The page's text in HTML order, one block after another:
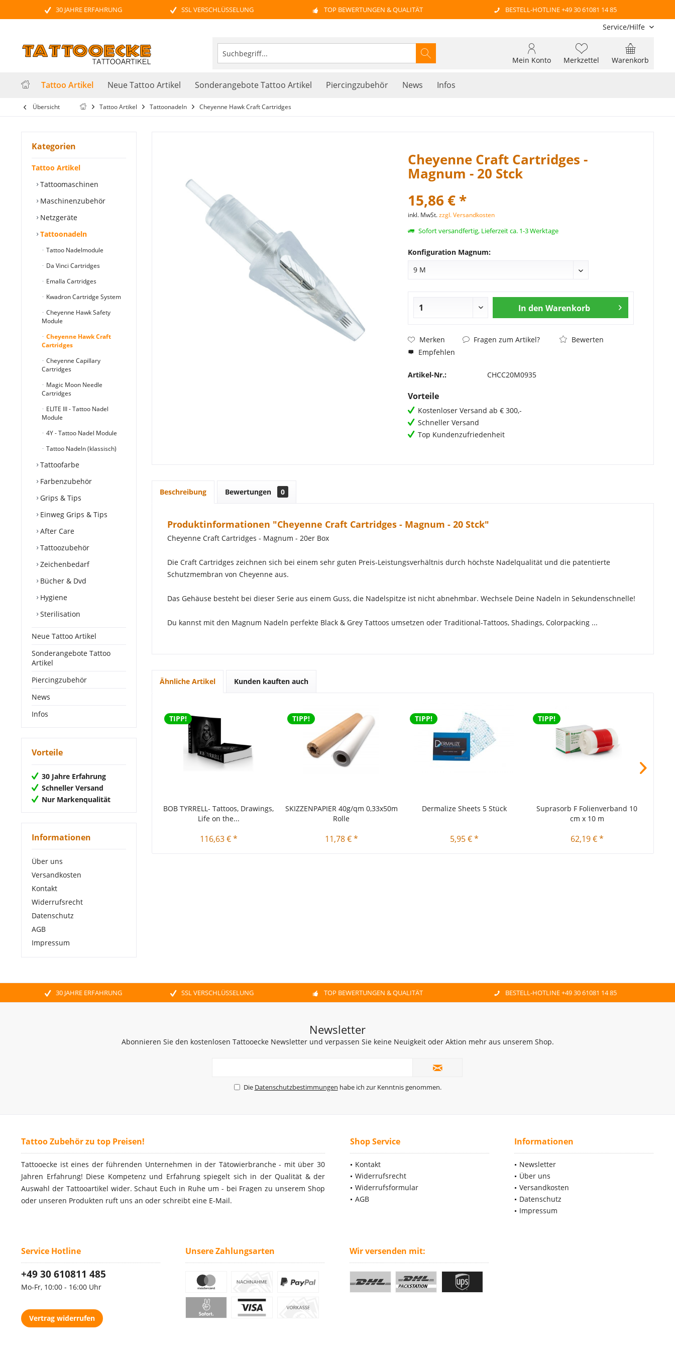
30 JAHRE ERFAHRUNG SSL VERSCHLÜSSELUNG TOP BEWERTUNGEN & QUALITÄT BESTELL-HOTLINE +49 30 61081 14 85
Service/Hilfe
Warenkorb
Merkzettel
Mein Konto
Tattoo Artikel Neue Tattoo Artikel Sonderangebote Tattoo Artikel Piercingzubehör News Infos
Übersicht Tattoo Artikel Tattoonadeln Cheyenne Hawk Craft Cartridges
Kategorien
Tattoo Artikel
Tattoomaschinen
Maschinenzubehör
Netzgeräte
Tattoonadeln
Tattoo Nadelmodule
Da Vinci Cartridges
Emalla Cartridges
Kwadron Cartridge System
Cheyenne Hawk Safety
Module
Cheyenne Hawk Craft
Cartridges
Cheyenne Capillary
Cartridges
Magic Moon Needle
Cartridges
ELITE III - Tattoo Nadel
Module
4Y - Tattoo Nadel Module
Tattoo Nadeln (klassisch)
Tattoofarbe
Farbenzubehör
Grips & Tips
Einweg Grips & Tips
After Care
Tattoozubehör
Zeichenbedarf
Bücher & Dvd
Hygiene
Sterilisation
Neue Tattoo Artikel
Sonderangebote Tattoo
Artikel
Piercingzubehör
News
Infos
Vorteile
30 Jahre Erfahrung
Schneller Versand
Nur Markenqualität
Informationen
Über uns
Versandkosten
Kontakt
Widerrufsrecht
Datenschutz
AGB
Impressum
Cheyenne Craft Cartridges -
Magnum - 20 Stck
15,86 € *
inkl. MwSt.zzgl. Versandkosten
Sofort versandfertig, Lieferzeit ca. 1-3 Werktage
Konfiguration Magnum:
In den Warenkorb
Merken Fragen zum Artikel?
Bewerten
Empfehlen
Artikel-Nr.: CHCC20M0935
Vorteile
Kostenloser Versand ab € 300,-
Schneller Versand
Top Kundenzufriedenheit
Beschreibung Bewertungen 0
Produktinformationen "Cheyenne Craft Cartridges - Magnum - 20 Stck"
Cheyenne Craft Cartridges - Magnum - 20er Box
Die Craft Cartridges zeichnen sich bei einem sehr guten Preis-Leistungsverhältnis durch höchste Nadelqualität und die patentierte
Schutzmembran von Cheyenne aus.
Das Gehäuse besteht bei dieser Serie aus einem Guss, die Nadelspitze ist nicht abnehmbar. Wechsele Deine Nadeln in Sekundenschnelle!
Du kannst mit den Magnum Nadeln perfekte Black & Grey Tattoos umsetzen oder Traditional-Tattoos, Shadings, Colorpacking ...
Ähnliche Artikel Kunden kauften auch
TIPP!
BOB TYRRELL- Tattoos, Drawings,
Life on the...
116,63 € *
TIPP!
SKIZZENPAPIER 40g/qm 0,33x50m
Rolle
11,78 € *
TIPP!
Dermalize Sheets 5 Stück
5,95 € *
TIPP!
Suprasorb F Folienverband 10
cm x 10 m
62,19 € *
30 JAHRE ERFAHRUNG SSL VERSCHLÜSSELUNG TOP BEWERTUNGEN & QUALITÄT BESTELL-HOTLINE +49 30 61081 14 85
Newsletter
Abonnieren Sie den kostenlosen Tattooecke Newsletter und verpassen Sie keine Neuigkeit oder Aktion mehr aus unserem Shop.
Die Datenschutzbestimmungen habe ich zur Kenntnis genommen.
Tattoo Zubehör zu top Preisen!
Tattooecke ist eines der führenden Unternehmen in der Tätowierbranche - mit über 30
Jahren Erfahrung! Diese Kompetenz und Erfahrung spiegelt sich in der Qualität & der
Auswahl der Tattooartikel wider. Schaut Euch in Ruhe um - bei Fragen zu unserem Shop
oder unseren Produkten ruft uns an oder schreibt eine E-Mail.
Shop Service
Kontakt
Widerrufsrecht
Widerrufsformular
AGB
Informationen
Newsletter
Über uns
Versandkosten
Datenschutz
Impressum
Service Hotline
+49 30 610811 485
Mo-Fr, 10:00 - 16:00 Uhr
Vertrag widerrufen
Unsere Zahlungsarten Wir versenden mit: